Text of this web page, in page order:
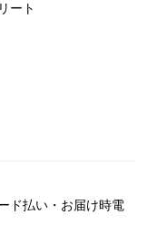
ート
ド払い・お届け時電